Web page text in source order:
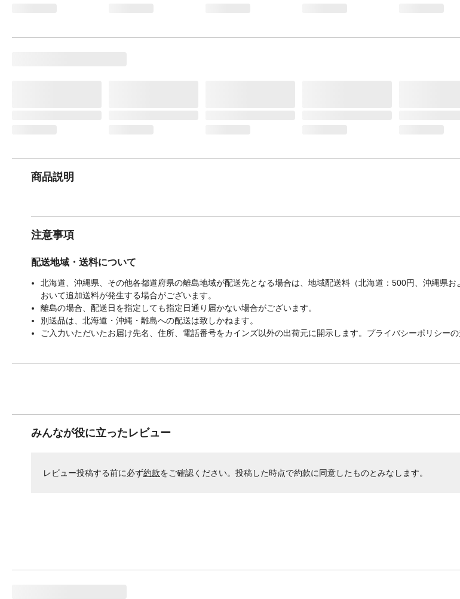
商品説明
注意事項
配送地域・送料について
北海道、沖縄県、その他各都道府県の離島地域が配送先となる場合は、地域配送料（北海道：500円、沖縄県
おいて追加送料が発生する場合がございます。
離島の場合、配送日を指定しても指定日通り届かない場合がございます。
別送品は、北海道・沖縄・離島への配送は致しかねます。
ご入力いただいたお届け先名、住所、電話番号をカインズ以外の出荷元に開示します。プライバシーポリシーの
みんなが役に立ったレビュー
レビュー投稿する前に必ず約款をご確認ください。投稿した時点で約款に同意したものとみなします。